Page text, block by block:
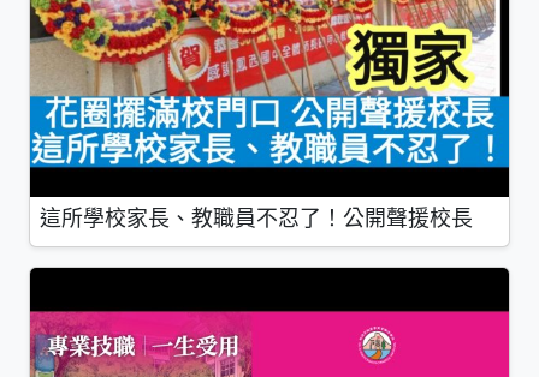
這所學校家長、教職員不忍了！公開聲援校長